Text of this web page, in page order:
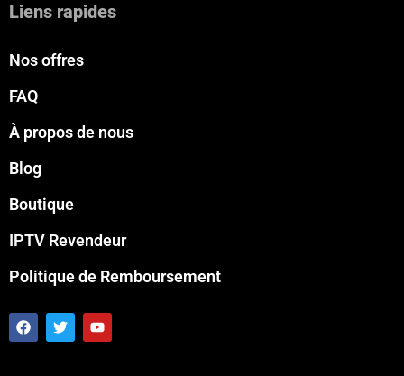
Liens rapides
Nos offres
FAQ
À propos de nous
Blog
Boutique
IPTV Revendeur
Politique de Remboursement
F
a
T
w
Y
o